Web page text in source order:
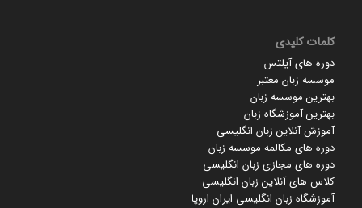
کلمات کلیدی
دوره های آیلتس
موسسه زبان معتبر
بهترین موسسه زبان
بهترین آموزشگاه زبان
آموزش آنلاین زبان انگلیسی
دوره های مکالمه موسسه زبان
دوره های مجازی زبان انگلیسی
کلاس های آنلاین زبان انگلیسی
آموزشگاه زبان انگلیسی ایران اروپا